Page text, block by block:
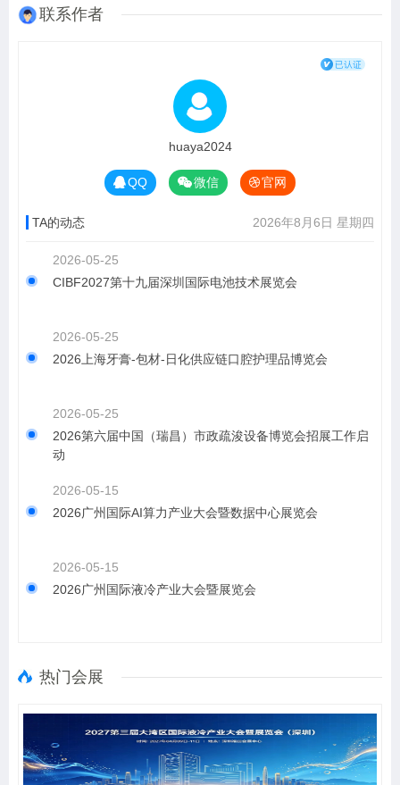
联系作者
huaya2024
QQ 微信 官网
TA的动态 2026年8月6日 星期四
2026-05-25
CIBF2027第十九届深圳国际电池技术展览会
2026-05-25
2026上海牙膏-包材-日化供应链口腔护理品博览会
2026-05-25
2026第六届中国（瑞昌）市政疏浚设备博览会招展工作启
动
2026-05-15
2026广州国际AI算力产业大会暨数据中心展览会
2026-05-15
2026广州国际液冷产业大会暨展览会
热门会展